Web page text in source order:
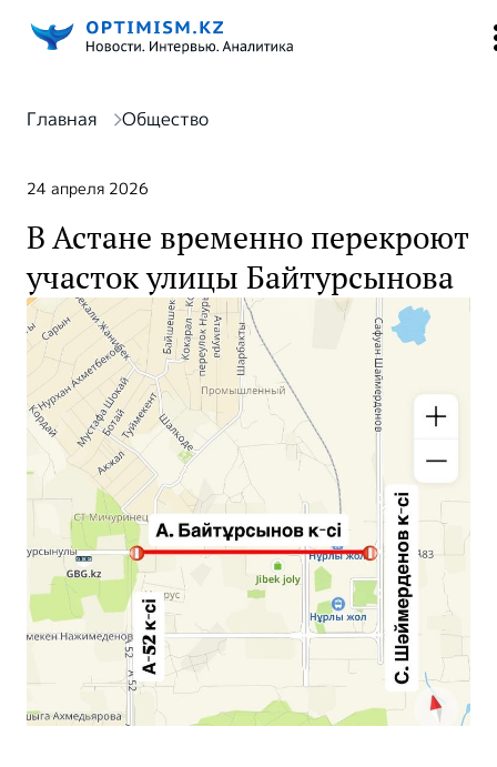
Главная Общество
24 апреля 2026
В Астане временно перекроют
участок улицы Байтурсынова